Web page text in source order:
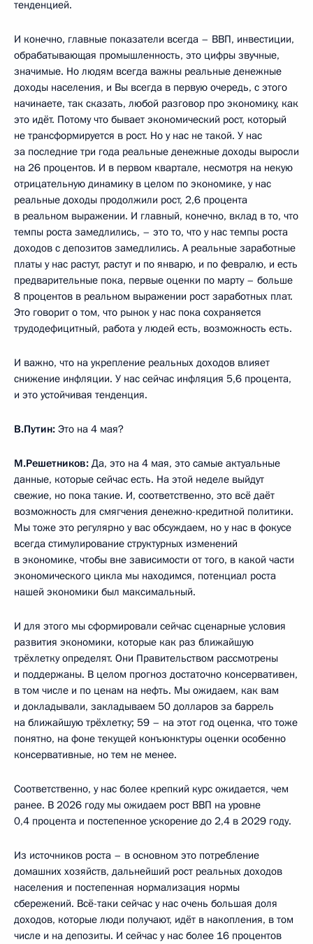
тенденцией.
И конечно, главные показатели всегда – ВВП, инвестиции,
обрабатывающая промышленность, это цифры звучные,
значимые. Но людям всегда важны реальные денежные
доходы населения, и Вы всегда в первую очередь, с этого
начинаете, так сказать, любой разговор про экономику, как
это идёт. Потому что бывает экономический рост, который
не трансформируется в рост. Но у нас не такой. У нас
за последние три года реальные денежные доходы выросли
на 26 процентов. И в первом квартале, несмотря на некую
отрицательную динамику в целом по экономике, у нас
реальные доходы продолжили рост, 2,6 процента
в реальном выражении. И главный, конечно, вклад в то, что
темпы роста замедлились, – это то, что у нас темпы роста
доходов с депозитов замедлились. А реальные заработные
платы у нас растут, растут и по январю, и по февралю, и есть
предварительные пока, первые оценки по марту – больше
8 процентов в реальном выражении рост заработных плат.
Это говорит о том, что рынок у нас пока сохраняется
трудодефицитный, работа у людей есть, возможность есть.
И важно, что на укрепление реальных доходов влияет
снижение инфляции. У нас сейчас инфляция 5,6 процента,
и это устойчивая тенденция.
В.Путин: Это на 4 мая?
М.Решетников: Да, это на 4 мая, это самые актуальные
данные, которые сейчас есть. На этой неделе выйдут
свежие, но пока такие. И, соответственно, это всё даёт
возможность для смягчения денежно-кредитной политики.
Мы тоже это регулярно у вас обсуждаем, но у нас в фокусе
всегда стимулирование структурных изменений
в экономике, чтобы вне зависимости от того, в какой части
экономического цикла мы находимся, потенциал роста
нашей экономики был максимальный.
И для этого мы сформировали сейчас сценарные условия
развития экономики, которые как раз ближайшую
трёхлетку определят. Они Правительством рассмотрены
и поддержаны. В целом прогноз достаточно консервативен,
в том числе и по ценам на нефть. Мы ожидаем, как вам
и докладывали, закладываем 50 долларов за баррель
на ближайшую трёхлетку; 59 – на этот год оценка, что тоже
понятно, на фоне текущей конъюнктуры оценки особенно
консервативные, но тем не менее.
Соответственно, у нас более крепкий курс ожидается, чем
ранее. В 2026 году мы ожидаем рост ВВП на уровне
0,4 процента и постепенное ускорение до 2,4 в 2029 году.
Из источников роста – в основном это потребление
домашних хозяйств, дальнейший рост реальных доходов
населения и постепенная нормализация нормы
сбережений. Всё-таки сейчас у нас очень большая доля
доходов, которые люди получают, идёт в накопления, в том
числе и на депозиты. И сейчас у нас более 16 процентов